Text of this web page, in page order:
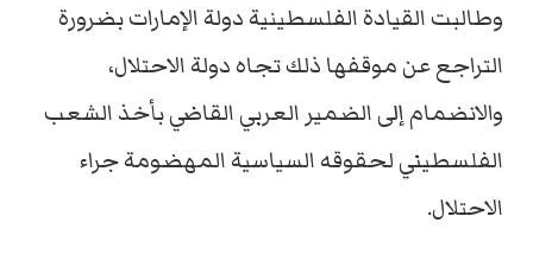
وطالبت القيادة الفلسطينية دولة الإمارات بضرورة
التراجع عن موقفها ذلك تجاه دولة الاحتلال،
والانضمام إلى الضمير العربي القاضي بأخذ الشعب
الفلسطيني لحقوقه السياسية المهضومة جراء
الاحتلال.